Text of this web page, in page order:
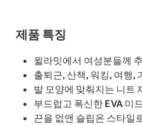
제품 특징
윌라밋에서 여성분들께
출퇴근, 산책, 워킹, 여행,
발 모양에 맞춰지는 니트
부드럽고 폭신한 EVA 미
끈을 없앤 슬립온 스타일